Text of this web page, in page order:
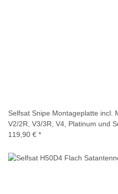
Selfsat Snipe Montageplatte incl.
V2/2R, V3/3R, V4, Platinum und
119,90 € *